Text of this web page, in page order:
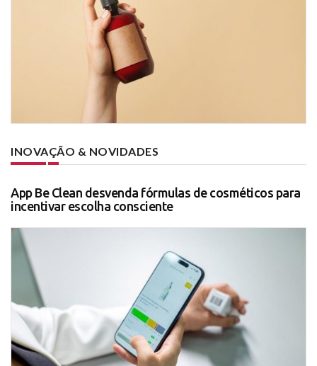
INOVAÇÃO & NOVIDADES
App Be Clean desvenda fórmulas de cosméticos para
incentivar escolha consciente